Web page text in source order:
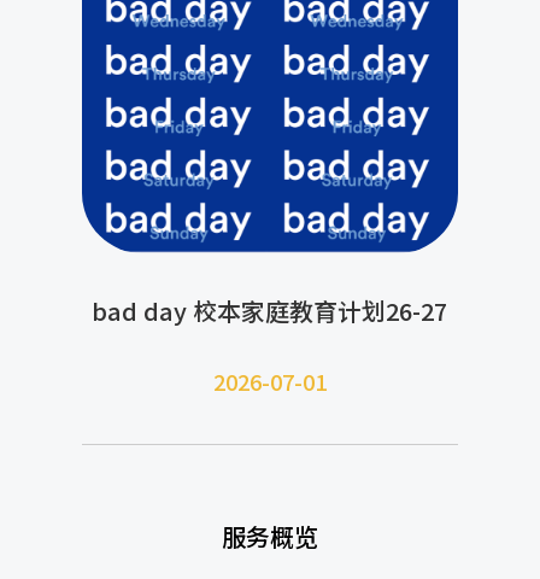
bad day 校本家庭教育计划26-27
2026-07-01
服务概览